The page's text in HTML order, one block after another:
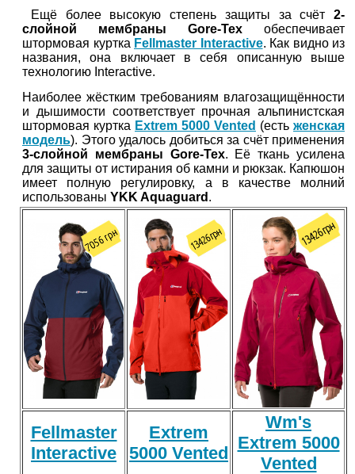
Ещё более высокую степень защиты за счёт 2-
слойной мембраны Gore-Tex обеспечивает
штормовая куртка Fellmaster Interactive. Как видно из
названия, она включает в себя описанную выше
технологию Interactive.
Наиболее жёстким требованиям влагозащищённости
и дышимости соответствует прочная альпинистская
штормовая куртка Extrem 5000 Vented (есть женская
модель). Этого удалось добиться за счёт применения
3-слойной мембраны Gore-Tex. Её ткань усилена
для защиты от истирания об камни и рюкзак. Капюшон
имеет полную регулировку, а в качестве молний
использованы YKK Aquaguard .
Fellmaster
Interactive
Extrem
5000 Vented
Wm's
Extrem 5000
Vented